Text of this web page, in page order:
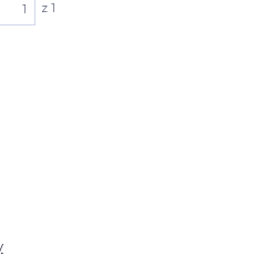
z 1